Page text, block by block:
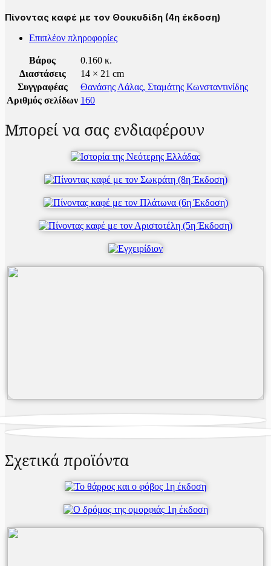
Πίνοντας καφέ με τον Θουκυδίδη (4η έκδοση)
Επιπλέον πληροφορίες
Βάρος
0.160 κ.
Διαστάσεις
14 × 21 cm
Συγγραφέας
Θανάσης Λάλας, Σταμάτης Κωνσταντινίδης
Αριθμός σελίδων 160
Μπορεί να σας ενδιαφέρουν
Σχετικά προϊόντα